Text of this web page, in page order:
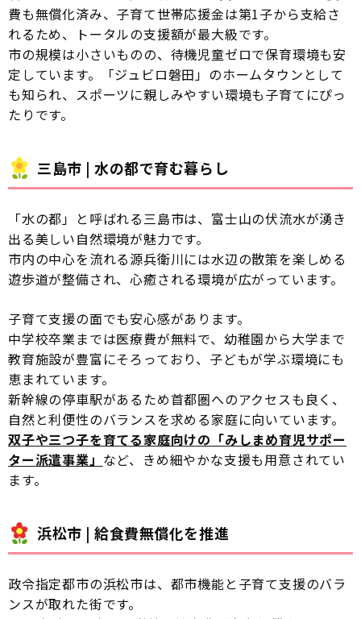
費も無償化済み、子育て世帯応援金は第1子から支給さ
れるため、トータルの支援額が最大級です。
市の規模は小さいものの、待機児童ゼロで保育環境も安
定しています。「ジュビロ磐田」のホームタウンとして
も知られ、スポーツに親しみやすい環境も子育てにぴっ
たりです。
三島市 | 水の都で育む暮らし
「水の都」と呼ばれる三島市は、富士山の伏流水が湧き
出る美しい自然環境が魅力です。
市内の中心を流れる源兵衛川には水辺の散策を楽しめる
遊歩道が整備され、心癒される環境が広がっています。
子育て支援の面でも安心感があります。
中学校卒業までは医療費が無料で、幼稚園から大学まで
教育施設が豊富にそろっており、子どもが学ぶ環境にも
恵まれています。
新幹線の停車駅があるため首都圏へのアクセスも良く、
自然と利便性のバランスを求める家庭に向いています。
双子や三つ子を育てる家庭向けの「みしまめ育児サポー
ター派遣事業」 など、きめ細やかな支援も用意されてい
ます。
浜松市 | 給食費無償化を推進
政令指定都市の浜松市は、都市機能と子育て支援のバラ
ンスが取れた街です。